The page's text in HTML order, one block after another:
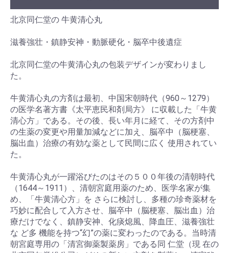
北京同仁堂の 牛黄清心丸
滋養強壮・鎮静安神・動脈硬化・脳卒中後遺症
北京同仁堂の牛黄清心丸の包装デザインが変わりまし
た。
牛黄清心丸の方剤は最初、中国宋朝時代（960～1279）
の医学名著方書《太平恵民和剤局方》 に収載した「牛黄
清心方」である。その後、長い年月に経て、その方剤中
の生薬の変更や用量加減などに加え、脳卒中（脳梗塞、
脳出血）治療の有効な薬として民間に広く 使用されてい
た。
牛黄清心丸が一躍浴びたのはその５００年後の清朝時代
（1644～1911）、清朝宮庭用薬のため、医学名家が集
め、「牛黄清心方」を さらに検討し、多種の珍奇薬材を
巧妙に配合して入方させ、脳卒中（脳梗塞、脳出血）治
療だけでなく、鎮静安神、化痰熄風、降血圧、滋養強壮
な ど多 機能を持つ“幻”の薬に変わったのである。当時清
朝宮庭専用の「清宮御薬製薬房」である同 仁堂（現 在の